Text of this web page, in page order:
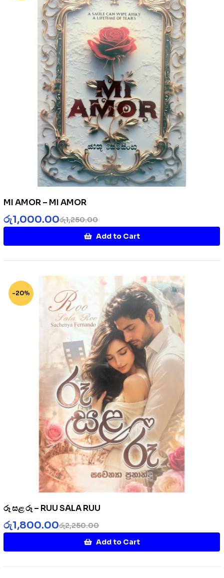
MI AMOR – MI AMOR
රු1,250.00
රු1,000.00
Add to Cart
-20%
රූ සළ රූ – RUU SALA RUU
රු2,250.00
රු1,800.00
Add to Cart